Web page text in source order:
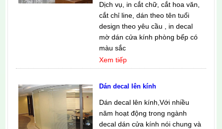
Dịch vụ, in cắt chữ, cắt hoa văn,
cắt chỉ line, dán theo tên tuổi
design theo yêu cầu , in decal
mờ dán cửa kính phòng bếp có
màu sắc
Xem tiếp
Dán decal lên kính
Dán decal lên kính,Với nhiều
năm hoạt động trong ngành
decal dán cửa kính nói chung và